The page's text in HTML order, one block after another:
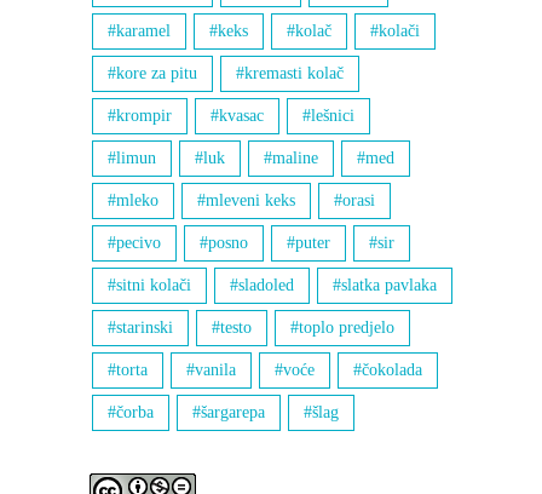
karamel keks kolač kolači
kore za pitu kremasti kolač
krompir kvasac lešnici
limun luk maline med
mleko mleveni keks orasi
pecivo posno puter sir
sitni kolači sladoled slatka pavlaka
starinski testo toplo predjelo
torta vanila voće čokolada
čorba šargarepa šlag